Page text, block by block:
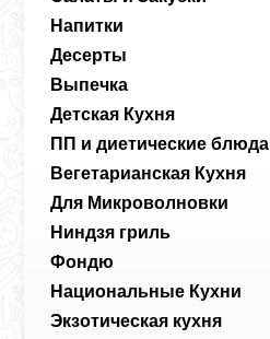
Напитки
Десерты
Выпечка
Детская Кухня
ПП и диетические блюда
Вегетарианская Кухня
Для Микроволновки
Ниндзя гриль
Фондю
Национальные Кухни
Экзотическая кухня